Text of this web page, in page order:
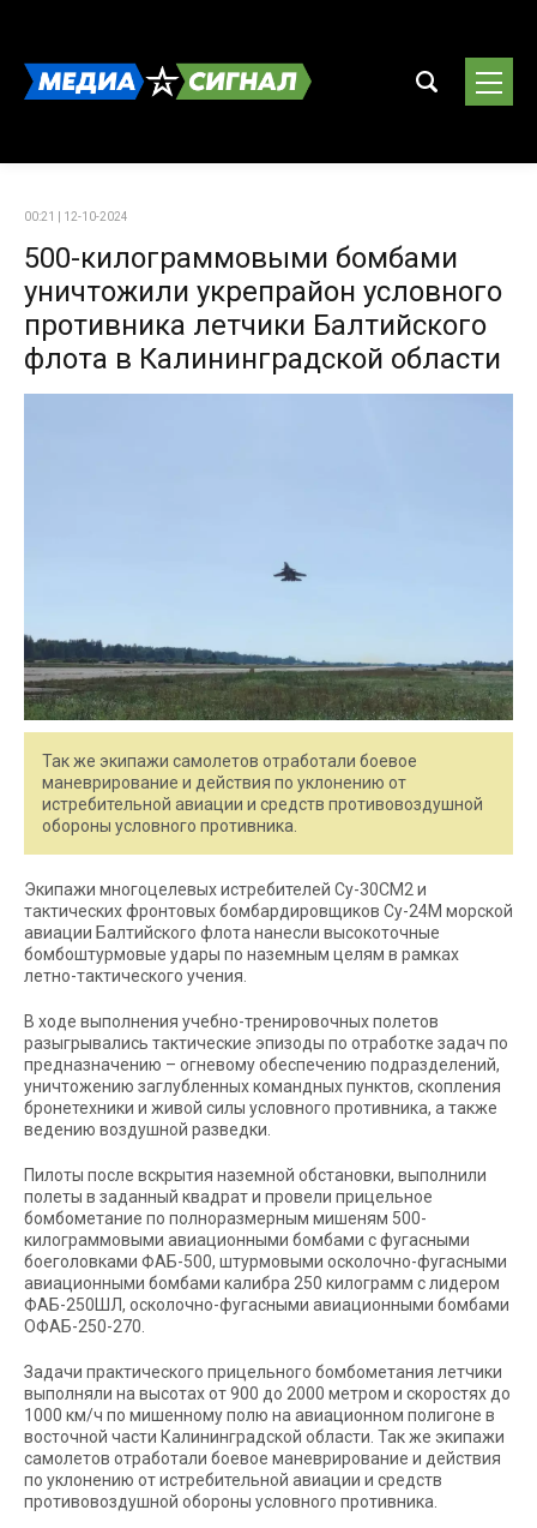
00:21 | 12-10-2024
500-килограммовыми бомбами
уничтожили укрепрайон условного
противника летчики Балтийского
флота в Калининградской области
Так же экипажи самолетов отработали боевое
маневрирование и действия по уклонению от
истребительной авиации и средств противовоздушной
обороны условного противника.
Экипажи многоцелевых истребителей Су-30СМ2 и
тактических фронтовых бомбардировщиков Су-24М морской
авиации Балтийского флота нанесли высокоточные
бомбоштурмовые удары по наземным целям в рамках
летно-тактического учения.
В ходе выполнения учебно-тренировочных полетов
разыгрывались тактические эпизоды по отработке задач по
предназначению – огневому обеспечению подразделений,
уничтожению заглубленных командных пунктов, скопления
бронетехники и живой силы условного противника, а также
ведению воздушной разведки.
Пилоты после вскрытия наземной обстановки, выполнили
полеты в заданный квадрат и провели прицельное
бомбометание по полноразмерным мишеням 500-
килограммовыми авиационными бомбами с фугасными
боеголовками ФАБ-500, штурмовыми осколочно-фугасными
авиационными бомбами калибра 250 килограмм с лидером
ФАБ-250ШЛ, осколочно-фугасными авиационными бомбами
ОФАБ-250-270.
Задачи практического прицельного бомбометания летчики
выполняли на высотах от 900 до 2000 метром и скоростях до
1000 км/ч по мишенному полю на авиационном полигоне в
восточной части Калининградской области. Так же экипажи
самолетов отработали боевое маневрирование и действия
по уклонению от истребительной авиации и средств
противовоздушной обороны условного противника.